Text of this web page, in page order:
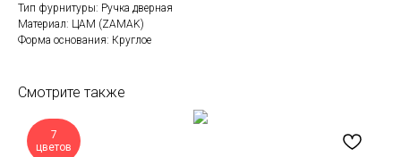
Тип фурнитуры: Ручка дверная
Материал: ЦАМ (ZAMAK)
Форма основания: Круглое
Смотрите также
7
цветов